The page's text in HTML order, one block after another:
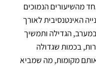
מהשיעורים הנמוכים
האינטנסיבית לאורך
במערב, הגדילה ותמשיך
בכמות שגדולה
מקומות, מה שמביא